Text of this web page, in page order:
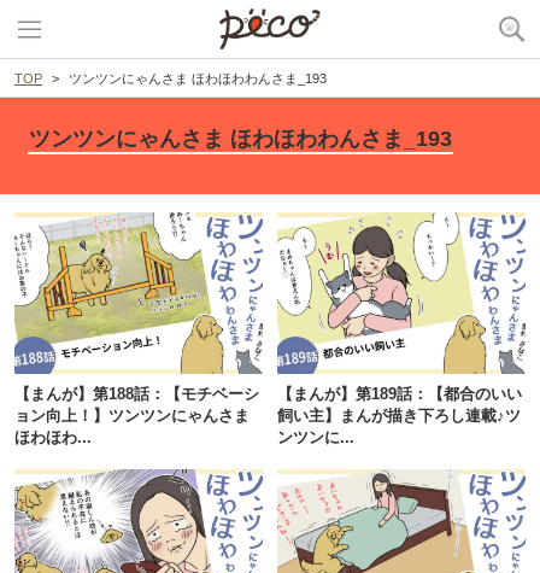
TOP ツンツンにゃんさま ほわほわわんさま_193
ツンツンにゃんさま ほわほわわんさま_193
【まんが】第188話：【モチベーシ
ョン向上！】ツンツンにゃんさま
ほわほわ...
【まんが】第189話：【都合のいい
飼い主】まんが描き下ろし連載♪ツ
ンツンに...
閉じる
アプリで開く